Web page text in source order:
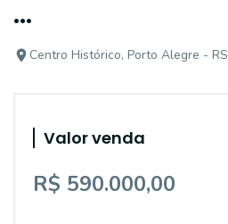
...
Centro Histórico, Porto Alegre - RS
Valor venda
R$ 590.000,00